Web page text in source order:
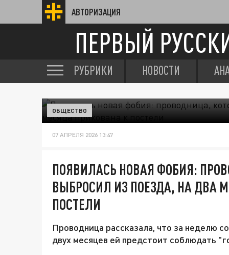
АВТОРИЗАЦИЯ
ПЕРВЫЙ
РУБРИКИ НОВОСТИ
ОБЩЕСТВО
07 АПРЕЛЯ 2026 13:47
ПОЯВИЛАСЬ НОВАЯ ФОБИЯ:
ВЫБРОСИЛ ИЗ ПОЕЗДА, НА ДВА
ПОСТЕЛИ
Проводница рассказала, что за неделю
двух месяцев ей предстоит соблюдать